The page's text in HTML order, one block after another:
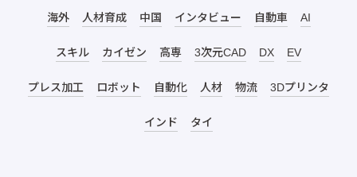
海外 人材育成 中国 インタビュー 自動車 AI
スキル カイゼン 高専 3次元CAD DX EV
プレス加工 ロボット 自動化 人材 物流 3Dプリンタ
インド タイ